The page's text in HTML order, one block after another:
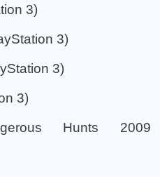
3)
3)
3)
3)
Hunts 2009